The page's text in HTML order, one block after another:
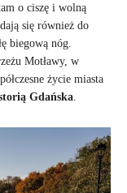
o ciszę i wolną
się również do
biegową nóg.
Motławy, w
życie miasta
Gdańska